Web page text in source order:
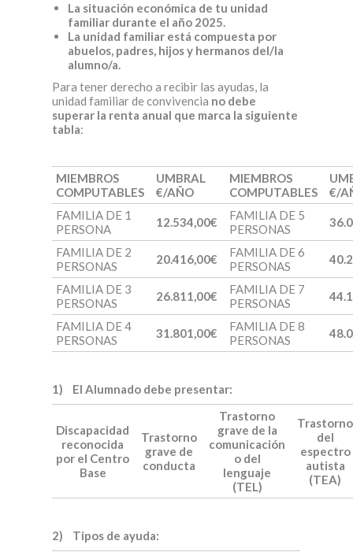
La situación económica de tu unidad
familiar durante el año 2025.
La unidad familiar está compuesta por
abuelos, padres, hijos y hermanos del/la
alumno/a.
Para tener derecho a recibir las ayudas, la
unidad familiar de convivencia no debe
superar la renta anual que marca la siguiente
tabla:
MIEMBROS
COMPUTABLES
UMBRAL
€/AÑO
MIEMBROS
COMPUTABLES
€/
FAMILIA DE 1
PERSONA
12.534,00€
FAMILIA DE 5
PERSONAS
FAMILIA DE 2
PERSONAS
20.416,00€
FAMILIA DE 6
PERSONAS
FAMILIA DE 3
PERSONAS
26.811,00€
FAMILIA DE 7
PERSONAS
FAMILIA DE 4
PERSONAS
31.801,00€
FAMILIA DE 8
PERSONAS
1) El Alumnado debe presentar:
Discapacidad
reconocida
por el Centro
Base
Trastorno
grave de
conducta
Trastorno
grave de la
comunicación
o del
lenguaje
(TEL)
Trastorno
del
espectro
autista
(TEA)
2) Tipos de ayuda: